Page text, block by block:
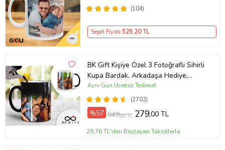
(104)
Sepet Fiyatı 525,20 TL
BK Gift Kişiye Özel 3 Fotoğraflı Sihirli
Kupa Bardak, Arkadaşa Hediye,
Sevgiliye Hediye
(2702)
Aynı Gün Ücretsiz Teslimat
%57 649,00 TL 279,00 TL
29,76 TL'den Başlayan Taksitlerle